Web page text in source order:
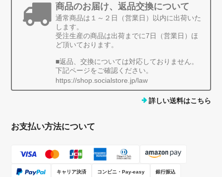
商品のお届け、返品交換について
通常商品は１～２日（営業日）以内に出荷いた
します。
受注生産の商品は出荷までに7日（営業日）ほ
ど頂いております。
■返品、交換については対応しておりません。
下記ページをご確認ください。
https://shop.socialstore.jp/law
詳しい送料はこちら
お支払い方法について
キャリア決済 コンビニ・Pay-easy 銀行振込